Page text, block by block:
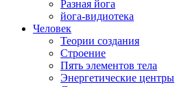
Разная йога
йога-видиотека
Человек
Теории создания
Строение
Пять элементов тела
Энергетические центры